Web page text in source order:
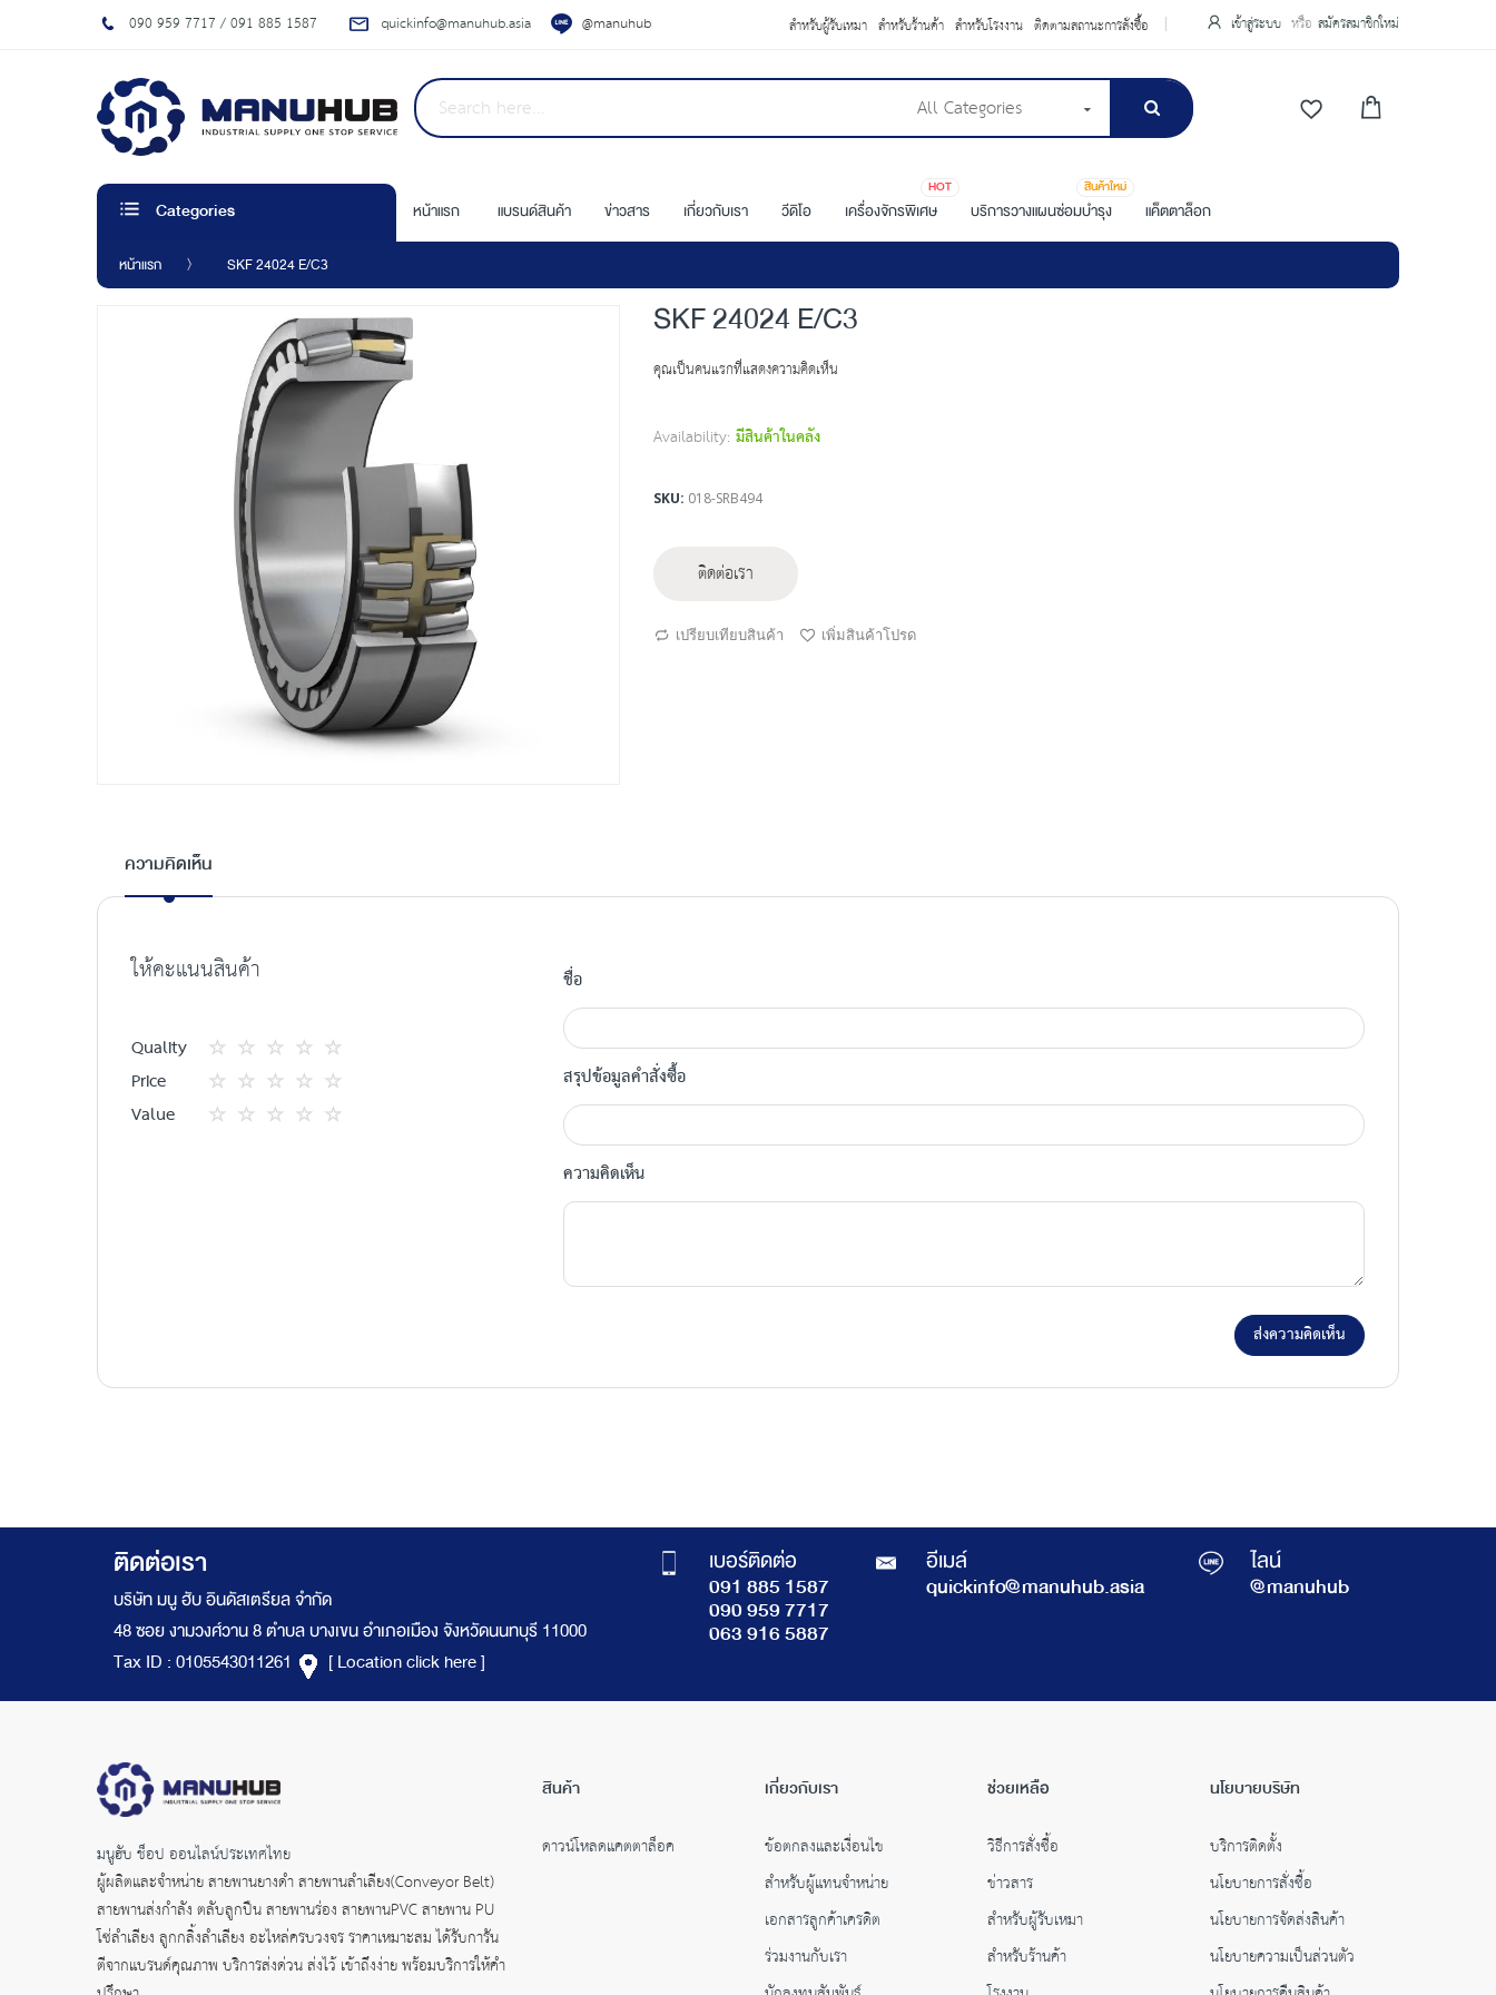
090 959 7717 / 091 885 1587 quickinfo@manuhub.asia @manuhub สำหรับผู้รับเหมา สำหรับร้านค้า สำหรับโรงงาน ติดตามสถานะการสั่งซื้อ เข้าสู่ระบบ สมัครสมาชิกใหม่
All Categories
Categories หน้าแรก แบรนด์สินค้า ข่าวสาร เกี่ยวกับเรา วีดิโอ เครื่องจักรพิเศษ
HOT
บริการวางแผนซ่อมบำรุง
สินค้าใหม่
แค็ตตาล็อก
หน้าแรก SKF 24024 E/C3
beginning
of
images
gallery
SKF 24024 E/C3
คุณเป็นคนแรกที่แสดงความคิดเห็น
Availability: มีสินค้าในคลัง
SKU 018-SRB494
ติดต่อเรา
เปรียบเทียบสินค้า เพิ่มสินค้าโปรด
ความคิดเห็น
ให้คะแนนสินค้า
Quality
1
star
2
ดาว
3
ดาว
4
ดาว
5
ดาว
Price
1
2
3
4
5
Value
ชื่อ
สรุปข้อมูลคำสั่งซื้อ
ความคิดเห็น
ส่งความคิดเห็น
ติดต่อเรา
บริษัท มนู ฮับ อินดัสเตรียล จำกัด
48 ซอย งามวงศ์วาน 8 ตำบล บางเขน อำเภอเมือง จังหวัดนนทบุรี 11000
Tax ID : 0105543011261
[ Location click here ]
เบอร์ติดต่อ
091 885 1587
090 959 7717
063 916 5887
อีเมล์
quickinfo@manuhub.asia
ไลน์
@manuhub
มนูฮับ ช็อป ออนไลน์ประเทศไทย
ผู้ผลิตและจำหน่ายสายพานยางดำสายพานลำเลียง(Conveyor Belt)
สายพานส่งกำลังตลับลูกปืน สายพานร่อง สายพานPVC สายพาน PU
โซ่ลำเลียง ลูกกลิ้งลำเลียง อะไหล่ครบวงจร ราคาเหมาะสม ได้รับการัน
ตีจากแบรนด์คุณภาพ บริการส่งด่วน ส่งไว้ เข้าถึงง่าย พร้อมบริการให้คำ
สินค้า
ดาวน์โหลดแคตตาล็อค
เกี่ยวกับเรา
ข้อตกลงและเงื่อนไข
สำหรับผู้แทนจำหน่าย
เอกสารลูกค้าเครดิต
ร่วมงานกับเรา
ช่วยเหลือ
วิธีการสั่งซื้อ
ข่าวสาร
สำหรับผู้รับเหมา
สำหรับร้านค้า
นโยบายบริษัท
บริการติดตั้ง
นโยบายการสั่งซื้อ
นโยบายการจัดส่งสินค้า
นโยบายความเป็นส่วนตัว